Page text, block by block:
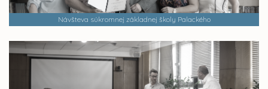
Návšteva súkromnej základnej školy Palackého